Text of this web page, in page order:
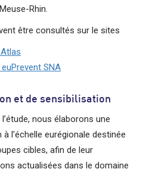
Rhin.
être consultés sur le sites
SNA
et de sensibilisation
nous élaborons une
l’échelle eurégionale destinée
cibles, afin de leur
actualisées dans le domaine